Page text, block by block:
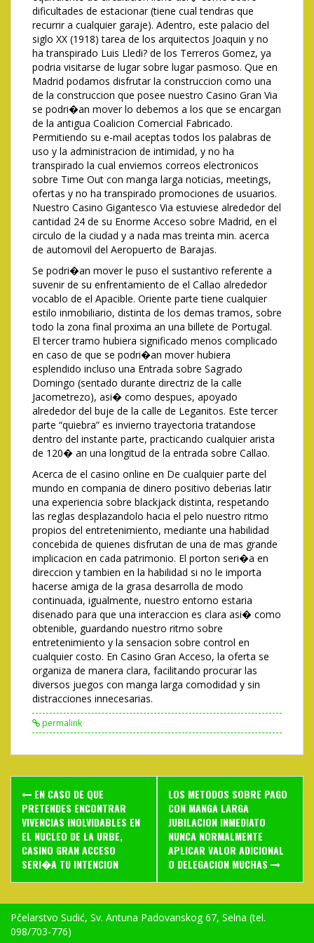
dificultades de estacionar (tiene cual tendras que
recurrir a cualquier garaje). Adentro, este palacio del
siglo XX (1918) tarea de los arquitectos Joaquin y no
ha transpirado Luis Lledi? de los Terreros Gomez, ya
podria visitarse de lugar sobre lugar pasmoso. Que en
Madrid podamos disfrutar la construccion como una
de la construccion que posee nuestro Casino Gran Via
se podri�an mover lo debemos a los que se encargan
de la antigua Coalicion Comercial Fabricado.
Permitiendo su e-mail aceptas todos los palabras de
uso y la administracion de intimidad, y no ha
transpirado la cual enviemos correos electronicos
sobre Time Out con manga larga noticias, meetings,
ofertas y no ha transpirado promociones de usuarios.
Nuestro Casino Gigantesco Via estuviese alrededor del
cantidad 24 de su Enorme Acceso sobre Madrid, en el
circulo de la ciudad y a nada mas treinta min. acerca
de automovil del Aeropuerto de Barajas.
Se podri�an mover le puso el sustantivo referente a
suvenir de su enfrentamiento de el Callao alrededor
vocablo de el Apacible. Oriente parte tiene cualquier
estilo inmobiliario, distinta de los demas tramos, sobre
todo la zona final proxima an una billete de Portugal.
El tercer tramo hubiera significado menos complicado
en caso de que se podri�an mover hubiera
esplendido incluso una Entrada sobre Sagrado
Domingo (sentado durante directriz de la calle
Jacometrezo), asi� como despues, apoyado
alrededor del buje de la calle de Leganitos. Este tercer
parte “quiebra” es invierno trayectoria tratandose
dentro del instante parte, practicando cualquier arista
de 120� an una longitud de la entrada sobre Callao.
Acerca de el casino online en De cualquier parte del
mundo en compania de dinero positivo deberias latir
una experiencia sobre blackjack distinta, respetando
las reglas desplazandolo hacia el pelo nuestro ritmo
propios del entretenimiento, mediante una habilidad
concebida de quienes disfrutan de una de mas grande
implicacion en cada patrimonio. El porton seri�a en
direccion y tambien en la habilidad si no le importa
hacerse amiga de la grasa desarrolla de modo
continuada, igualmente, nuestro entorno estaria
disenado para que una interaccion es clara asi� como
obtenible, guardando nuestro ritmo sobre
entretenimiento y la sensacion sobre control en
cualquier costo. En Casino Gran Acceso, la oferta se
organiza de manera clara, facilitando procurar las
diversos juegos con manga larga comodidad y sin
distracciones innecesarias.
permalink
Post
navigation
EN CASO DE QUE
PRETENDES ENCONTRAR
VIVENCIAS INOLVIDABLES EN
EL NUCLEO DE LA URBE,
CASINO GRAN ACCESO
SERI�A TU INTENCION
LOS METODOS SOBRE PAGO
CON MANGA LARGA
JUBILACION INMEDIATO
NUNCA NORMALMENTE
APLICAR VALOR ADICIONAL
O DELEGACION MUCHAS
Pčelarstvo Sudić, Sv. Antuna Padovanskog 67, Selna (tel.
098/703-776)